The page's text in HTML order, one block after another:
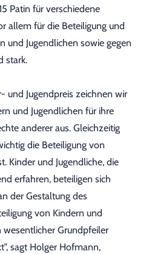
Patin für verschiedene
allem für die Beteiligung und
und Jugendlichen sowie gegen
stark.
und Jugendpreis zeichnen wir
und Jugendlichen für ihre
anderer aus. Gleichzeitig
die Beteiligung von
Kinder und Jugendliche, die
erfahren, beteiligen sich
der Gestaltung des
von Kindern und
wesentlicher Grundpfeiler
sagt Holger Hofmann,